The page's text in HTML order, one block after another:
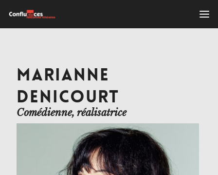
MARIANNE
DENICOURT
Comédienne, réalisatrice